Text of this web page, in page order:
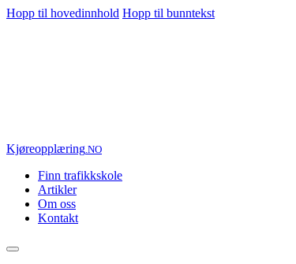
Hopp til hovedinnhold Hopp til bunntekst
Kjøreopplæring.NO
Finn trafikkskole
Artikler
Om oss
Kontakt